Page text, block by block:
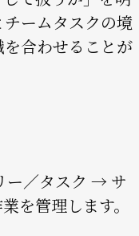
ームタスクの境
合わせることが
ー／タスク → サ
を管理します。